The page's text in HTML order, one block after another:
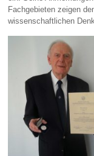
Fachgebieten zeigen
wissenschaftlichen